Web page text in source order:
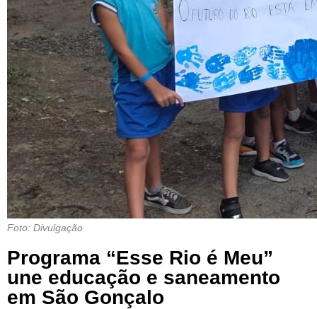
Foto: Divulgação
Programa “Esse Rio é Meu”
une educação e saneamento
em São Gonçalo